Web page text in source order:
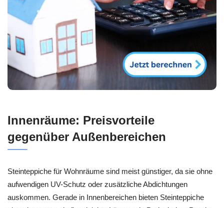
Innenräume: Preisvorteile
gegenüber Außenbereichen
Steinteppiche für Wohnräume sind meist günstiger, da sie ohne
aufwendigen UV-Schutz oder zusätzliche Abdichtungen
auskommen. Gerade in Innenbereichen bieten Steinteppiche